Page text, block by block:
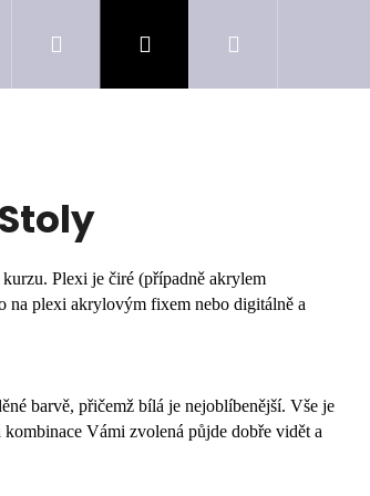
Přihlášení
Plexi je čiré (případně akrylem
na plexi akrylovým fixem nebo digitálně a
barvě, přičemž bílá je nejoblíbenější. Vše je
Vámi zvolená půjde dobře vidět a